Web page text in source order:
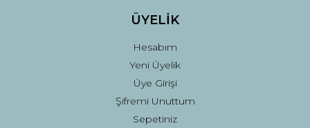
ÜYELİK
Hesabım
Yeni Üyelik
Üye Girişi
Şifremi Unuttum
Sepetiniz